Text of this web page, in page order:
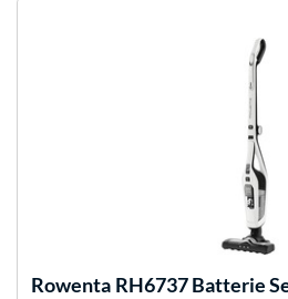
Rowenta RH6737 Batterie